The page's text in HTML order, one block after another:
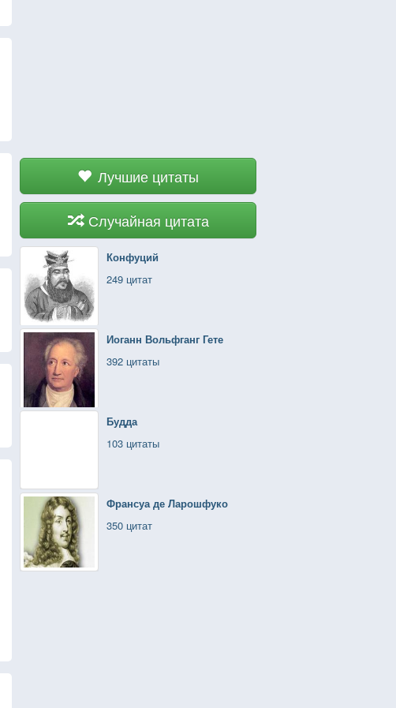
Лучшие цитаты
Случайная цитата
Конфуций
249 цитат
Иоганн Вольфганг Гете
392 цитаты
Будда
103 цитаты
Франсуа де Ларошфуко
350 цитат